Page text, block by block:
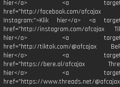
hier</a> <a
href="http://facebook.com/afcajax
Instagram:">Klik hier</a> <a
href="http://instagram.com/afcajax
hier</a> <a
href="http://tiktok.com/@afcajax
hier</a> <a
href="https://bere.al/afcajax
hier</a> <a
href="https://www.threads.net/